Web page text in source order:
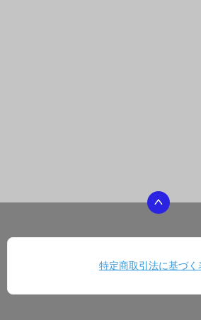
特定商取引法に基づく